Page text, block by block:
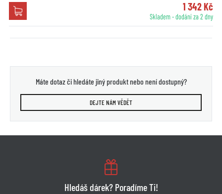
1 342 Kč
Skladem - dodání za 2 dny
Máte dotaz či hledáte jiný produkt nebo není dostupný?
DEJTE NÁM VĚDĚT
Hledáš dárek? Poradíme Ti!